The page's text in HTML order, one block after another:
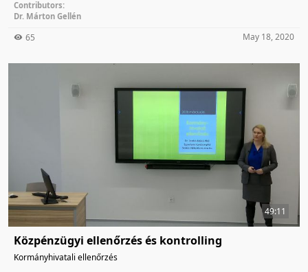
Contributors:
Dr. Márton Gellén
65 May 18, 2020
49:11
Közpénzügyi ellenőrzés és kontrolling
Kormányhivatali ellenőrzés